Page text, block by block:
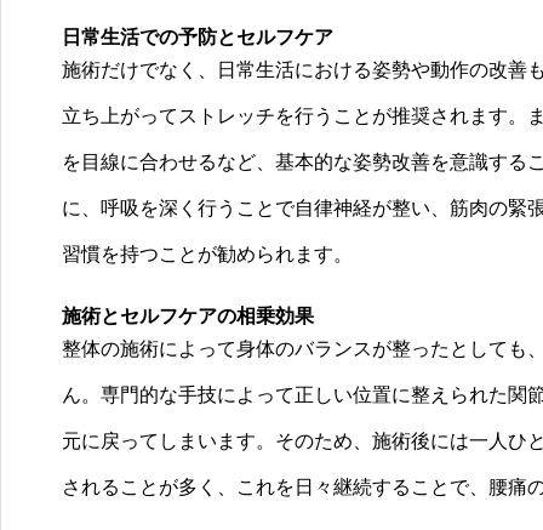
日常生活での予防とセルフケア
施術だけでなく、日常生活における姿勢や動作の改善
立ち上がってストレッチを行うことが推奨されます。
を目線に合わせるなど、基本的な姿勢改善を意識す
に、呼吸を深く行うことで自律神経が整い、筋肉の緊
習慣を持つことが勧められます。
施術とセルフケアの相乗効果
整体の施術によって身体のバランスが整ったとしても
ん。専門的な手技によって正しい位置に整えられた
元に戻ってしまいます。そのため、施術後には一人ひ
されることが多く、これを日々継続することで、腰痛